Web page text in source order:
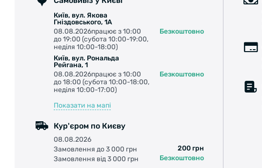
Київ, вул. Якова
Гніздовського, 1А
08.08.2026працює з 10:00
до 19:00 (субота 10:00-19:00,
неділя 10:00-18:00)
Безкоштовно
Київ, вул. Рональда
Рейгана, 1
08.08.2026працює з 10:00
до 18:00 (субота 10:00-18:00,
неділя 10:00-17:00)
Безкоштовно
Показати на мапі
Кур'єром по Києву
08.08.2026
Замовлення до 3 000 грн
200 грн
Замовлення від 3 000 грн
Безкоштовно